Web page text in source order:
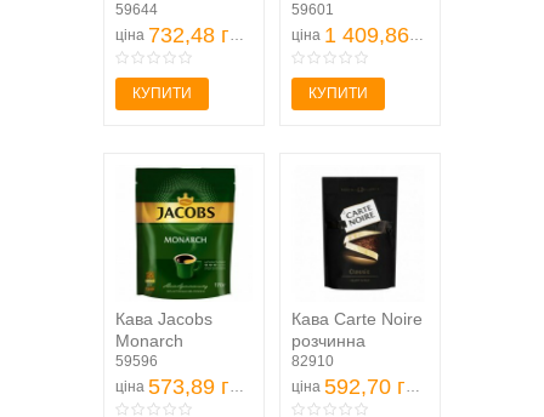
350г
59644
ціна 732,48 грн
КУПИТИ
розчинна
сублімована
500г
59601
ціна 1 409,86 грн
КУПИТИ
Кава Jacobs
Monarch
натуральна
розчинна
сублімована
59596
ціна 573,89 грн
Кава Carte Noire
розчинна
сублімована
140г
82910
ціна 592,70 грн